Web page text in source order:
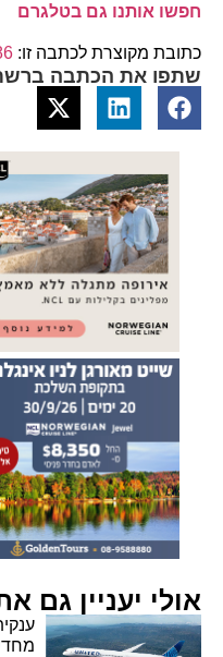
חפשו אותנו גם בטלגרם
כתובת מקוצרת לכתבה זו:
שתפו את הכתבה
אולי יעניין גם
ענקית
מחדשת